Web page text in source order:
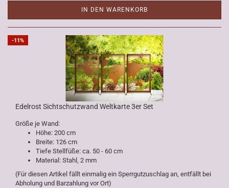
IN DEN WARENKORB
-11%
Edelrost Sichtschutzwand Weltkarte 3er Set
Größe je Wand:
Höhe: 200 cm
Breite: 126 cm
Tiefe Stellfüße: ca. 50 - 60 cm
Material: Stahl, 2 mm
(Für diesen Artikel fällt einmalig ein Sperrgutzuschlag an, entfällt bei
Abholung und Barzahlung vor Ort)